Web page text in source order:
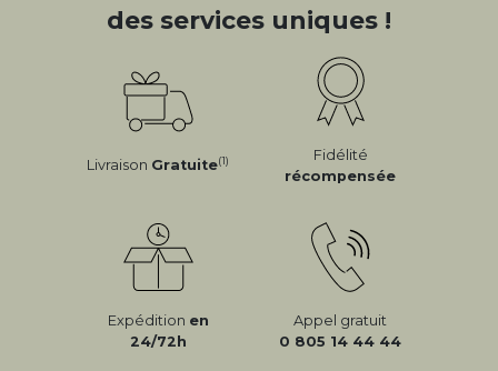
des services uniques !
Livraison Gratuite(1)
Fidélité
récompensée
Expédition en
24/72h
Appel gratuit
0 805 14 44 44